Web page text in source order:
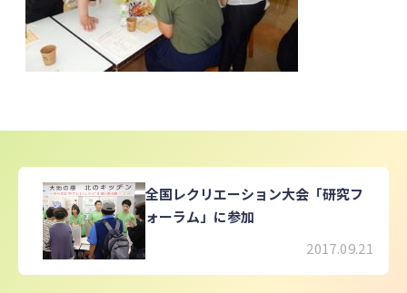
全国レクリエーション大会「研究フ
ォーラム」に参加
2017.09.21